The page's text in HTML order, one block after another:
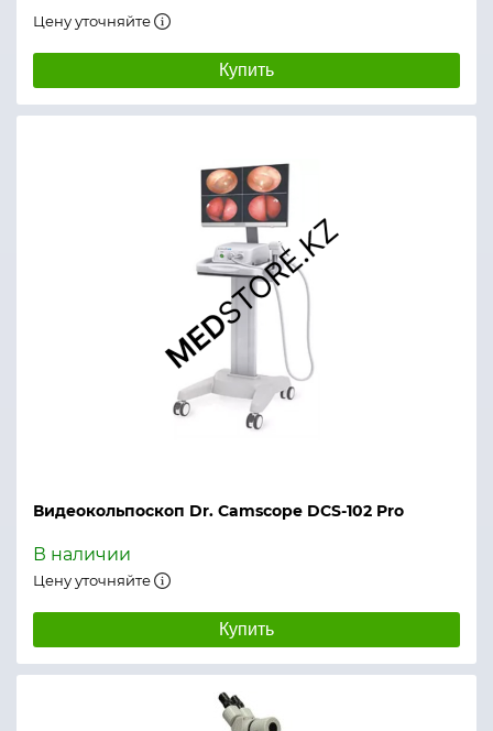
Цену уточняйте
Купить
Видеокольпоскоп Dr. Camscope DCS-102 Pro
В наличии
Цену уточняйте
Купить